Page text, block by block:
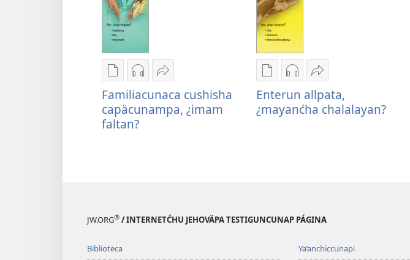
Imanuypam
juluchwan
publicaciuncunacta
Familiacunaca
Imanuypam
juluchwan
audiucta
Familiacunaca
Compartinapä
Familiacunaca
cushisha
capäcunampa,
Familiacunaca cushisha
capäcunampa, ¿imam
faltan?
Imanuypam
juluchwan
publicaciuncunacta
Enterun
Imanuypam
juluchwan
audiucta
Compartinapä
Enterun
allpata,
¿mayanćha
Enterun allpata,
¿mayanćha chalalayan?
JW.ORG® / INTERNETĆHU JEHOVÄPA TESTIGUNCUNAP PÁGINA
Biblioteca Ya’anchiccunapi